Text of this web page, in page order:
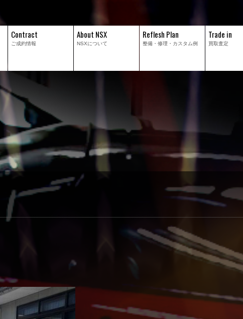
Contract
ご成約情報
About NSX
NSXについて
Reflesh Plan
整備・修理・ カスタム例
Trade in
買取査定